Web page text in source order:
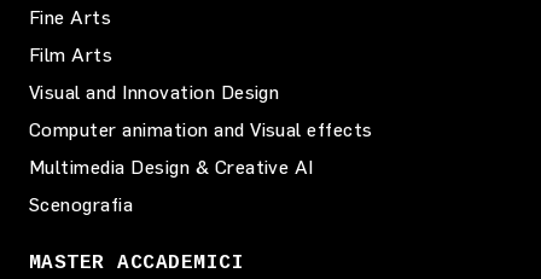
Fine Arts
Film Arts
Visual and Innovation Design
Computer animation and Visual effects
Multimedia Design & Creative AI
Scenografia
MASTER ACCADEMICI